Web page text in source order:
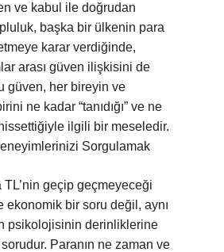
ve kabul ile doğrudan
başka bir ülkenin para
karar verdiğinde,
arası güven ilişkisini de
güven, her bireyin ve
ne kadar “tanıdığı” ve ne
ilgili bir meseledir.
Sorgulamak
TL’nin geçip geçmeyeceği
ekonomik bir soru değil, aynı
psikolojisinin derinliklerine
Paranın ne zaman ve